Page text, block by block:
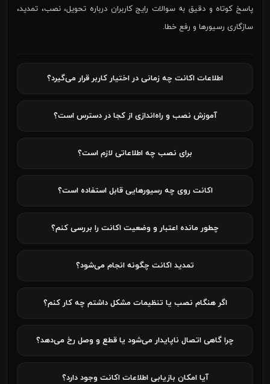
پاسخ کوتاه و دقیق به سوالات رایج کاربران درباره تحویل، نصب، تمدید،
سازگاری رسیورها و رفع خطا.
اطلاعات اکانت چه زمانی در اختیار کاربر قرار می‌گیرد؟
آموزش نصب و راه‌اندازی از کجا در دسترس است؟
برای نصب چه اطلاعاتی لازم است؟
اکانت روی چه رسیورهایی قابل استفاده است؟
چطور مانده اعتبار و وضعیت اکانت را بررسی کنم؟
تمدید اکانت چگونه انجام می‌شود؟
اگر هنگام نصب یا تنظیمات مشکل داشتم چه کار کنم؟
چرا گاهی اتصال ناپایدار می‌شود یا قطع و وصل رخ می‌دهد؟
آیا امکان بازیابی اطلاعات اکانت وجود دارد؟